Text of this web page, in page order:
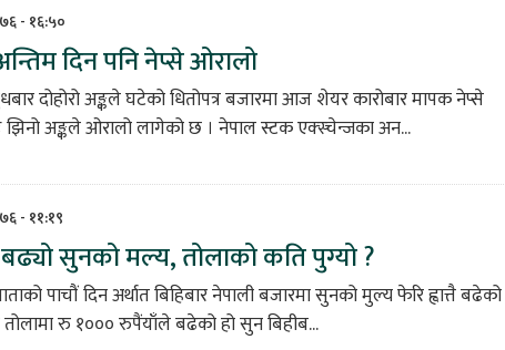
- १६:५०
दिन पनि नेप्से ओरालो
दोहोरो अङ्कले घटेको धितोपत्र बजारमा आज शेयर कारोबार मापक नेप्से
अङ्कले ओरालो लागेको छ । नेपाल स्टक एक्स्चेन्जका अन...
- ११:१९
बढ्यो सुनको मल्य, तोलाको कति पुग्यो ?
पाचौं दिन अर्थात बिहिबार नेपाली बजारमा सुनको मुल्य फेरि ह्वात्तै बढेको
रु १००० रुपैंयाँले बढेको हो सुन बिहीब...